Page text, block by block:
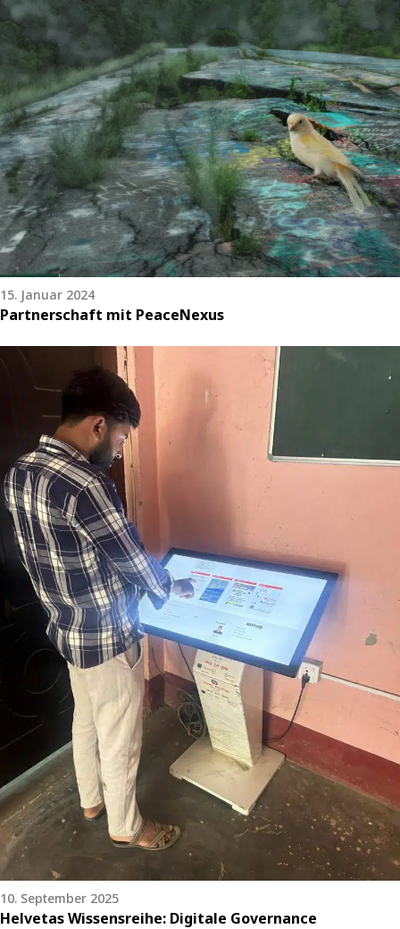
15. Januar 2024
Partnerschaft mit PeaceNexus
10. September 2025
Helvetas Wissensreihe: Digitale Governance